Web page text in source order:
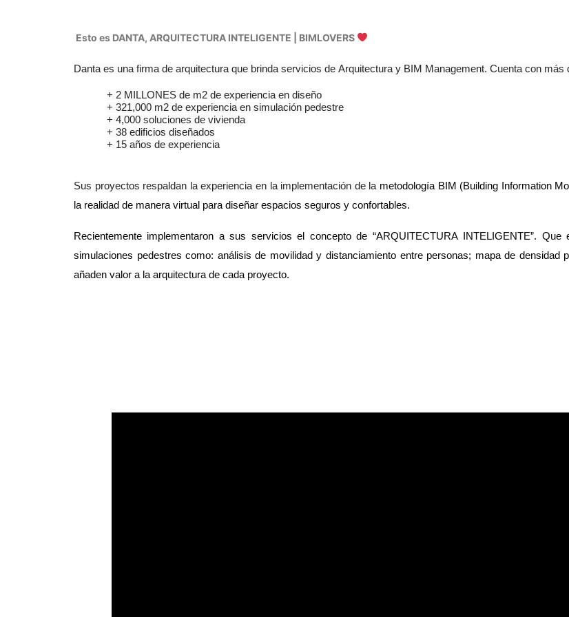
Esto es DANTA, ARQUITECTURA INTELIGENTE | BIMLOVERS
Danta es una firma de arquitectura que brinda servicios de Arquitectura y BIM Management. Cuenta con más
+ 2 MILLONES de m2 de experiencia en diseño
+ 321,000 m2 de experiencia en simulación pedestre
+ 4,000 soluciones de vivienda
+ 38 edificios diseñados
+ 15 años de experiencia
Sus proyectos respaldan la experiencia en la implementación de la metodología BIM (Building Information
la realidad de manera virtual para diseñar espacios seguros y confortables.
Recientemente implementaron a sus servicios el concepto de “ARQUITECTURA INTELIGENTE”.
simulaciones pedestres como: análisis de movilidad y distanciamiento entre personas; mapa de
añaden valor a la arquitectura de cada proyecto.